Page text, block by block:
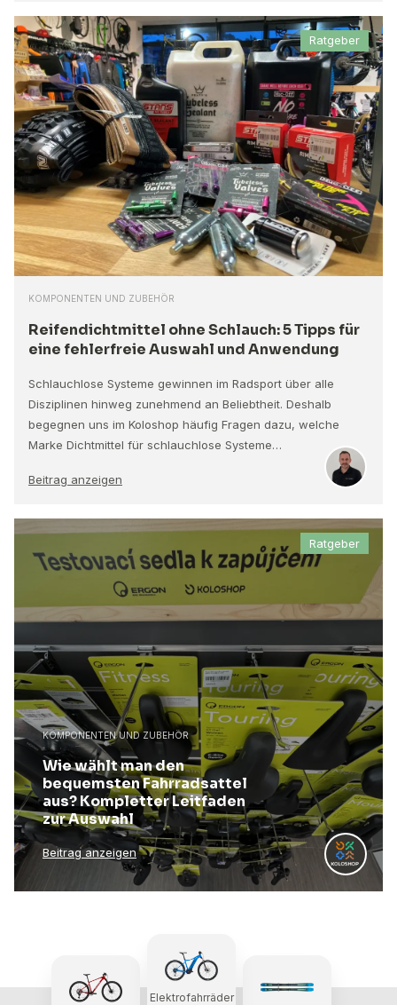
Ratgeber
KOMPONENTEN UND ZUBEHÖR
Reifendichtmittel ohne Schlauch: 5 Tipps für
eine fehlerfreie Auswahl und Anwendung
Schlauchlose Systeme gewinnen im Radsport über alle
Disziplinen hinweg zunehmend an Beliebtheit. Deshalb
begegnen uns im Koloshop häufig Fragen dazu, welche
Marke Dichtmittel für schlauchlose Systeme…
Beitrag anzeigen
Ratgeber
KOMPONENTEN UND ZUBEHÖR
Wie wählt man den
bequemsten Fahrradsattel
aus? Kompletter Leitfaden
zur Auswahl
Beitrag anzeigen
Elektrofahrräder